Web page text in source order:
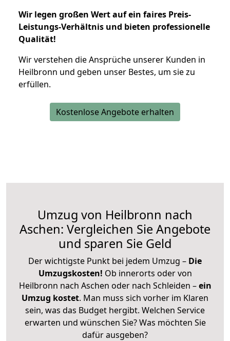
Wir legen großen Wert auf ein faires Preis-
Leistungs-Verhältnis und bieten professionelle
Qualität!
Wir verstehen die Ansprüche unserer Kunden in
Heilbronn und geben unser Bestes, um sie zu
erfüllen.
Kostenlose Angebote erhalten
Umzug von Heilbronn nach
Aschen: Vergleichen Sie Angebote
und sparen Sie Geld
Der wichtigste Punkt bei jedem Umzug – Die
Umzugskosten! Ob innerorts oder von
Heilbronn nach Aschen oder nach Schleiden –ein
Umzug kostet. Man muss sich vorher im Klaren
sein, was das Budget hergibt. Welchen Service
erwarten und wünschen Sie? Was möchten Sie
dafür ausgeben?